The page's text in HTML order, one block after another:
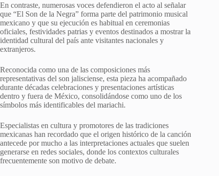
En contraste, numerosas voces defendieron el acto al señalar
que “El Son de la Negra” forma parte del patrimonio musical
mexicano y que su ejecución es habitual en ceremonias
oficiales, festividades patrias y eventos destinados a mostrar la
identidad cultural del país ante visitantes nacionales y
extranjeros.
Reconocida como una de las composiciones más
representativas del son jalisciense, esta pieza ha acompañado
durante décadas celebraciones y presentaciones artísticas
dentro y fuera de México, consolidándose como uno de los
símbolos más identificables del mariachi.
Especialistas en cultura y promotores de las tradiciones
mexicanas han recordado que el origen histórico de la canción
antecede por mucho a las interpretaciones actuales que suelen
generarse en redes sociales, donde los contextos culturales
frecuentemente son motivo de debate.